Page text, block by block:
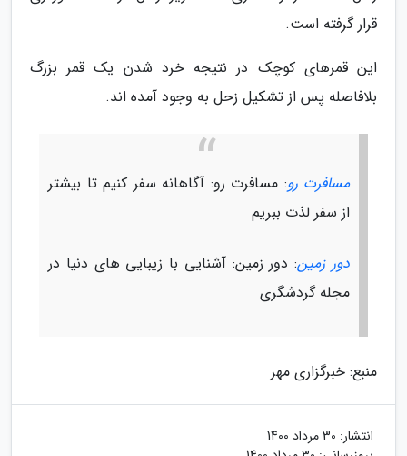
قرار گرفته است.
این قمرهای کوچک در نتیجه خرد شدن یک قمر بزرگ
بلافاصله پس از تشکیل زحل به وجود آمده اند.
مسافرت رو: مسافرت رو: آگاهانه سفر کنیم تا بیشتر
از سفر لذت ببریم
دور زمین: دور زمین: آشنایی با زیبایی های دنیا در
مجله گردشگری
منبع: خبرگزاری مهر
انتشار: 30 مرداد 1400